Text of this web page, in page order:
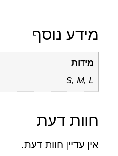
נוסף
S, M, L
דעת
עדיין חוות דעת.